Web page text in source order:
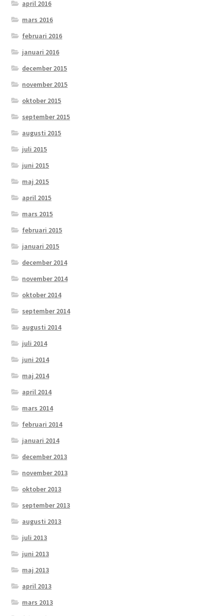
april 2016
mars 2016
februari 2016
januari 2016
december 2015
november 2015
oktober 2015
september 2015
augusti 2015
juli 2015
juni 2015
maj 2015
april 2015
mars 2015
februari 2015
januari 2015
december 2014
november 2014
oktober 2014
september 2014
augusti 2014
juli 2014
juni 2014
maj 2014
april 2014
mars 2014
februari 2014
januari 2014
december 2013
november 2013
oktober 2013
september 2013
augusti 2013
juli 2013
juni 2013
maj 2013
april 2013
mars 2013